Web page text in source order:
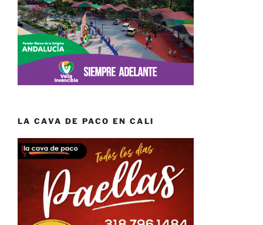
LA CAVA DE PACO EN CALI